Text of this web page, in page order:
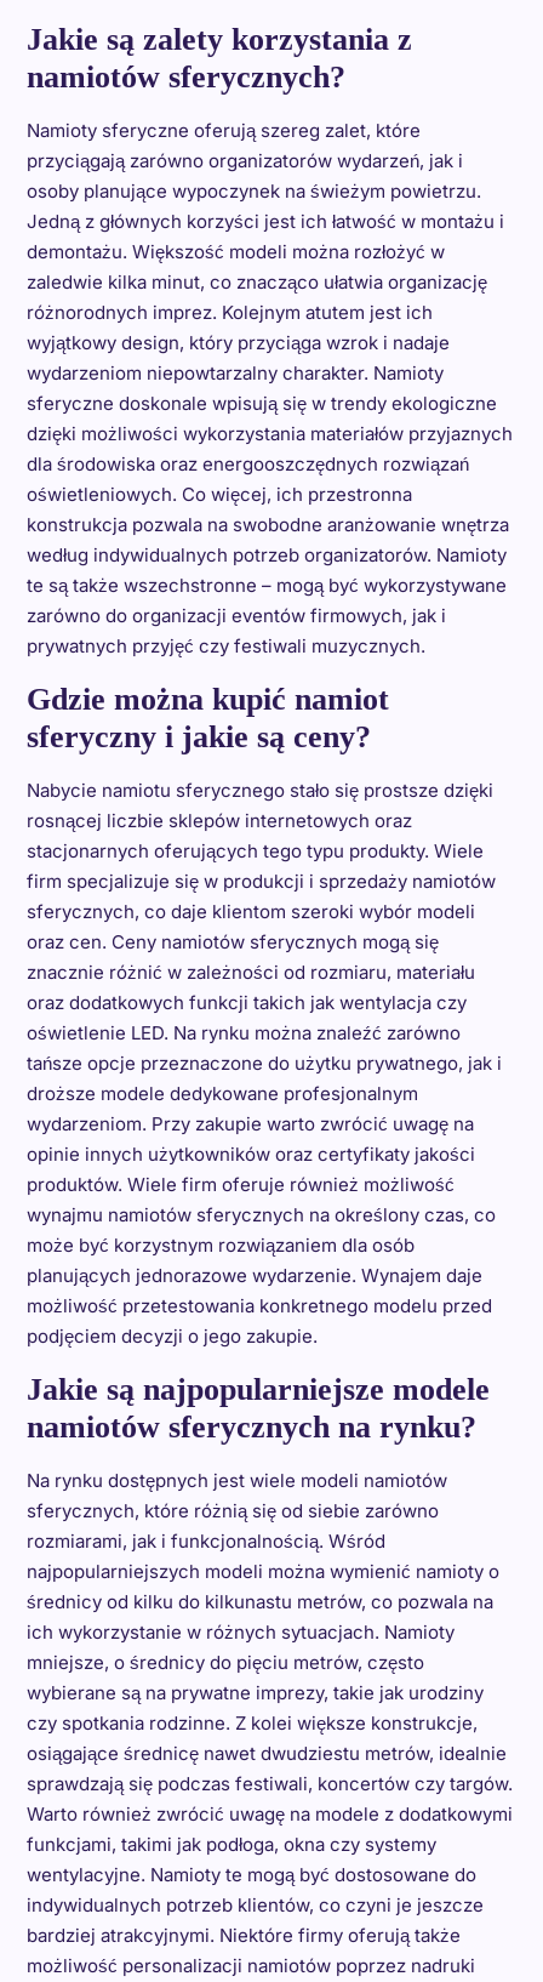
Jakie są zalety korzystania z
namiotów sferycznych?
Namioty sferyczne oferują szereg zalet, które
przyciągają zarówno organizatorów wydarzeń, jak i
osoby planujące wypoczynek na świeżym powietrzu.
Jedną z głównych korzyści jest ich łatwość w montażu i
demontażu. Większość modeli można rozłożyć w
zaledwie kilka minut, co znacząco ułatwia organizację
różnorodnych imprez. Kolejnym atutem jest ich
wyjątkowy design, który przyciąga wzrok i nadaje
wydarzeniom niepowtarzalny charakter. Namioty
sferyczne doskonale wpisują się w trendy ekologiczne
dzięki możliwości wykorzystania materiałów przyjaznych
dla środowiska oraz energooszczędnych rozwiązań
oświetleniowych. Co więcej, ich przestronna
konstrukcja pozwala na swobodne aranżowanie wnętrza
według indywidualnych potrzeb organizatorów. Namioty
te są także wszechstronne – mogą być wykorzystywane
zarówno do organizacji eventów firmowych, jak i
prywatnych przyjęć czy festiwali muzycznych.
Gdzie można kupić namiot
sferyczny i jakie są ceny?
Nabycie namiotu sferycznego stało się prostsze dzięki
rosnącej liczbie sklepów internetowych oraz
stacjonarnych oferujących tego typu produkty. Wiele
firm specjalizuje się w produkcji i sprzedaży namiotów
sferycznych, co daje klientom szeroki wybór modeli
oraz cen. Ceny namiotów sferycznych mogą się
znacznie różnić w zależności od rozmiaru, materiału
oraz dodatkowych funkcji takich jak wentylacja czy
oświetlenie LED. Na rynku można znaleźć zarówno
tańsze opcje przeznaczone do użytku prywatnego, jak i
droższe modele dedykowane profesjonalnym
wydarzeniom. Przy zakupie warto zwrócić uwagę na
opinie innych użytkowników oraz certyfikaty jakości
produktów. Wiele firm oferuje również możliwość
wynajmu namiotów sferycznych na określony czas, co
może być korzystnym rozwiązaniem dla osób
planujących jednorazowe wydarzenie. Wynajem daje
możliwość przetestowania konkretnego modelu przed
podjęciem decyzji o jego zakupie.
Jakie są najpopularniejsze modele
namiotów sferycznych na rynku?
Na rynku dostępnych jest wiele modeli namiotów
sferycznych, które różnią się od siebie zarówno
rozmiarami, jak i funkcjonalnością. Wśród
najpopularniejszych modeli można wymienić namioty o
średnicy od kilku do kilkunastu metrów, co pozwala na
ich wykorzystanie w różnych sytuacjach. Namioty
mniejsze, o średnicy do pięciu metrów, często
wybierane są na prywatne imprezy, takie jak urodziny
czy spotkania rodzinne. Z kolei większe konstrukcje,
osiągające średnicę nawet dwudziestu metrów, idealnie
sprawdzają się podczas festiwali, koncertów czy targów.
Warto również zwrócić uwagę na modele z dodatkowymi
funkcjami, takimi jak podłoga, okna czy systemy
wentylacyjne. Namioty te mogą być dostosowane do
indywidualnych potrzeb klientów, co czyni je jeszcze
bardziej atrakcyjnymi. Niektóre firmy oferują także
możliwość personalizacji namiotów poprzez nadruki